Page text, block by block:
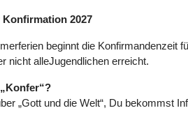
2027
beginnt die Konfirmandenzeit
nicht alleJugendlichen erreicht.
„Gott und die Welt“, Du bekommst